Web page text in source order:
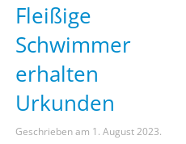
Fleißige
Schwimmer
erhalten
Urkunden
Geschrieben am 1. August 2023.